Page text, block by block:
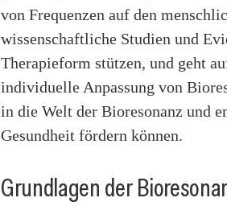
von Frequenzen auf den
wissenschaftliche Studien und
Therapieform stützen, und geht
individuelle Anpassung von
in die Welt der Bioresonanz und
Gesundheit fördern können.
Grundlagen der